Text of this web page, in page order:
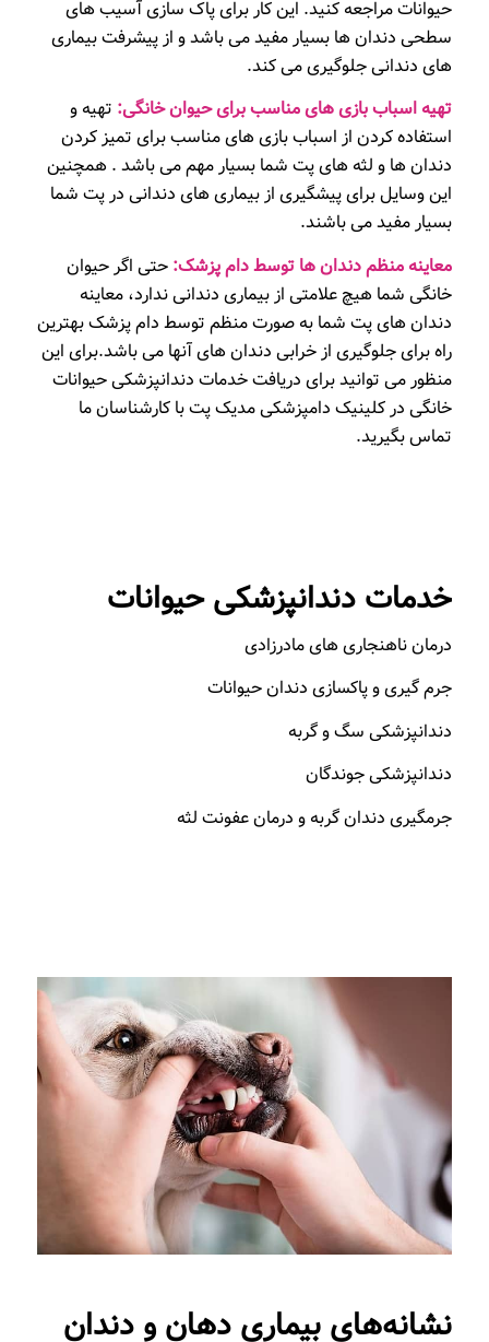
حیوانات مراجعه کنید. این کار برای پاک سازی آسیب های
سطحی دندان ها بسیار مفید می باشد و از پیشرفت بیماری
های دندانی جلوگیری می کند.
تهیه اسباب بازی های مناسب برای حیوان خانگی: تهیه و
استفاده کردن از اسباب بازی های مناسب برای تمیز کردن
دندان ها و لثه های پت شما بسیار مهم می باشد . همچنین
این وسایل برای پیشگیری از بیماری های دندانی در پت شما
بسیار مفید می باشند.
معاینه منظم دندان ها توسط دام پزشک: حتی اگر حیوان
خانگی شما هیچ علامتی از بیماری دندانی ندارد، معاینه
دندان های پت شما به صورت منظم توسط دام پزشک بهترین
راه برای جلوگیری از خرابی دندان های آنها می باشد.برای این
منظور می توانید برای دریافت خدمات دندانپزشکی حیوانات
خانگی در کلینیک دامپزشکی مدیک پت با کارشناسان ما
تماس بگیرید.
خدمات دندانپزشکی حیوانات
درمان ناهنجاری های مادرزادی
جرم گیری و پاکسازی دندان حیوانات
دندانپزشکی سگ و گربه
دندانپزشکی جوندگان
جرمگیری دندان گربه و درمان عفونت لثه
نشانه‌های بیماری دهان و دندان